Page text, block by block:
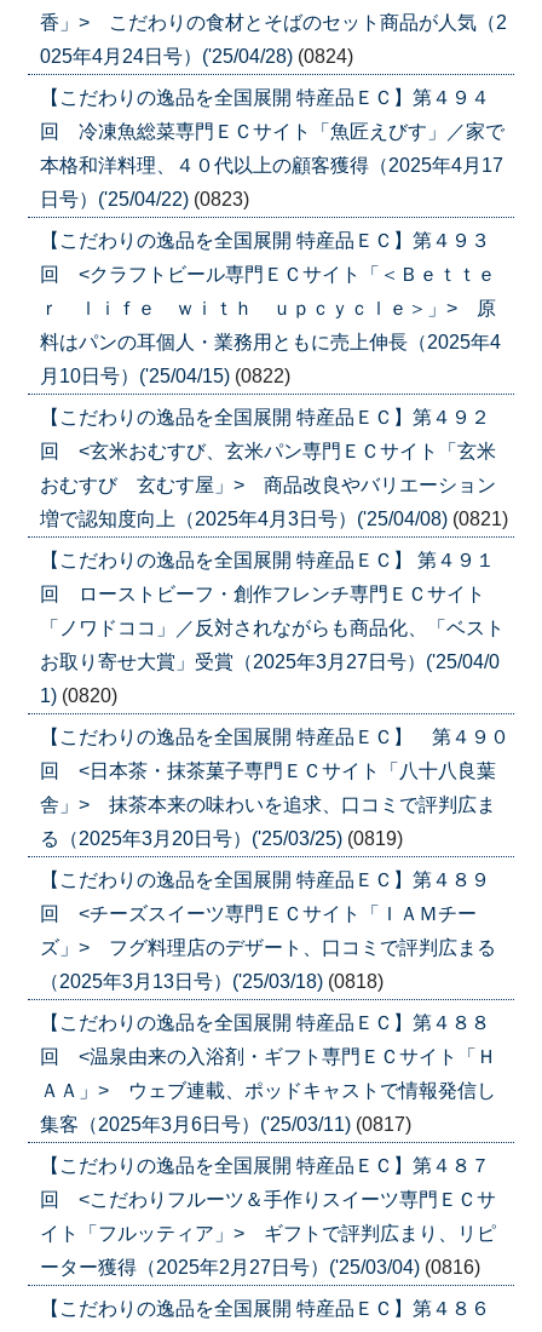
香」> こだわりの食材とそばのセット商品が人気（2
025年4月24日号）('25/04/28) (0824)
【こだわりの逸品を全国展開 特産品ＥＣ】第４９４
回 冷凍魚総菜専門ＥＣサイト「魚匠えびす」／家で
本格和洋料理、４０代以上の顧客獲得（2025年4月17
日号）('25/04/22) (0823)
【こだわりの逸品を全国展開 特産品ＥＣ】第４９３
回 <クラフトビール専門ＥＣサイト「＜Ｂｅｔｔｅ
ｒ ｌｉｆｅ ｗｉｔｈ ｕｐｃｙｃｌｅ＞」> 原
料はパンの耳個人・業務用ともに売上伸長（2025年4
月10日号）('25/04/15) (0822)
【こだわりの逸品を全国展開 特産品ＥＣ】第４９２
回 <玄米おむすび、玄米パン専門ＥＣサイト「玄米
おむすび 玄むす屋」> 商品改良やバリエーション
増で認知度向上（2025年4月3日号）('25/04/08) (0821)
【こだわりの逸品を全国展開 特産品ＥＣ】 第４９１
回 ローストビーフ・創作フレンチ専門ＥＣサイト
「ノワドココ」／反対されながらも商品化、「ベスト
お取り寄せ大賞」受賞（2025年3月27日号）('25/04/0
1) (0820)
【こだわりの逸品を全国展開 特産品ＥＣ】 第４９０
回 <日本茶・抹茶菓子専門ＥＣサイト「八十八良葉
舎」> 抹茶本来の味わいを追求、口コミで評判広ま
る（2025年3月20日号）('25/03/25) (0819)
【こだわりの逸品を全国展開 特産品ＥＣ】第４８９
回 <チーズスイーツ専門ＥＣサイト「ＩＡＭチー
ズ」> フグ料理店のデザート、口コミで評判広まる
（2025年3月13日号）('25/03/18) (0818)
【こだわりの逸品を全国展開 特産品ＥＣ】第４８８
回 <温泉由来の入浴剤・ギフト専門ＥＣサイト「Ｈ
ＡＡ」> ウェブ連載、ポッドキャストで情報発信し
集客（2025年3月6日号）('25/03/11) (0817)
【こだわりの逸品を全国展開 特産品ＥＣ】第４８７
回 <こだわりフルーツ＆手作りスイーツ専門ＥＣサ
イト「フルッティア」> ギフトで評判広まり、リピ
ーター獲得（2025年2月27日号）('25/03/04) (0816)
【こだわりの逸品を全国展開 特産品ＥＣ】第４８６